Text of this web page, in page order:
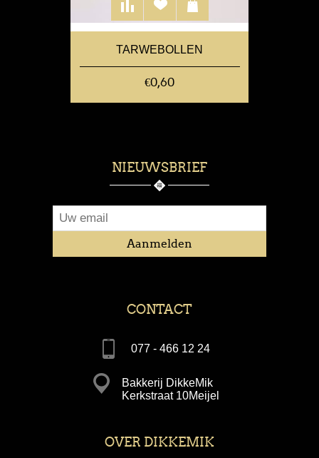
TARWEBOLLEN
€0,60
NIEUWSBRIEF
CONTACT
077 - 466 12 24
Bakkerij DikkeMik
Kerkstraat 10Meijel
OVER DIKKEMIK